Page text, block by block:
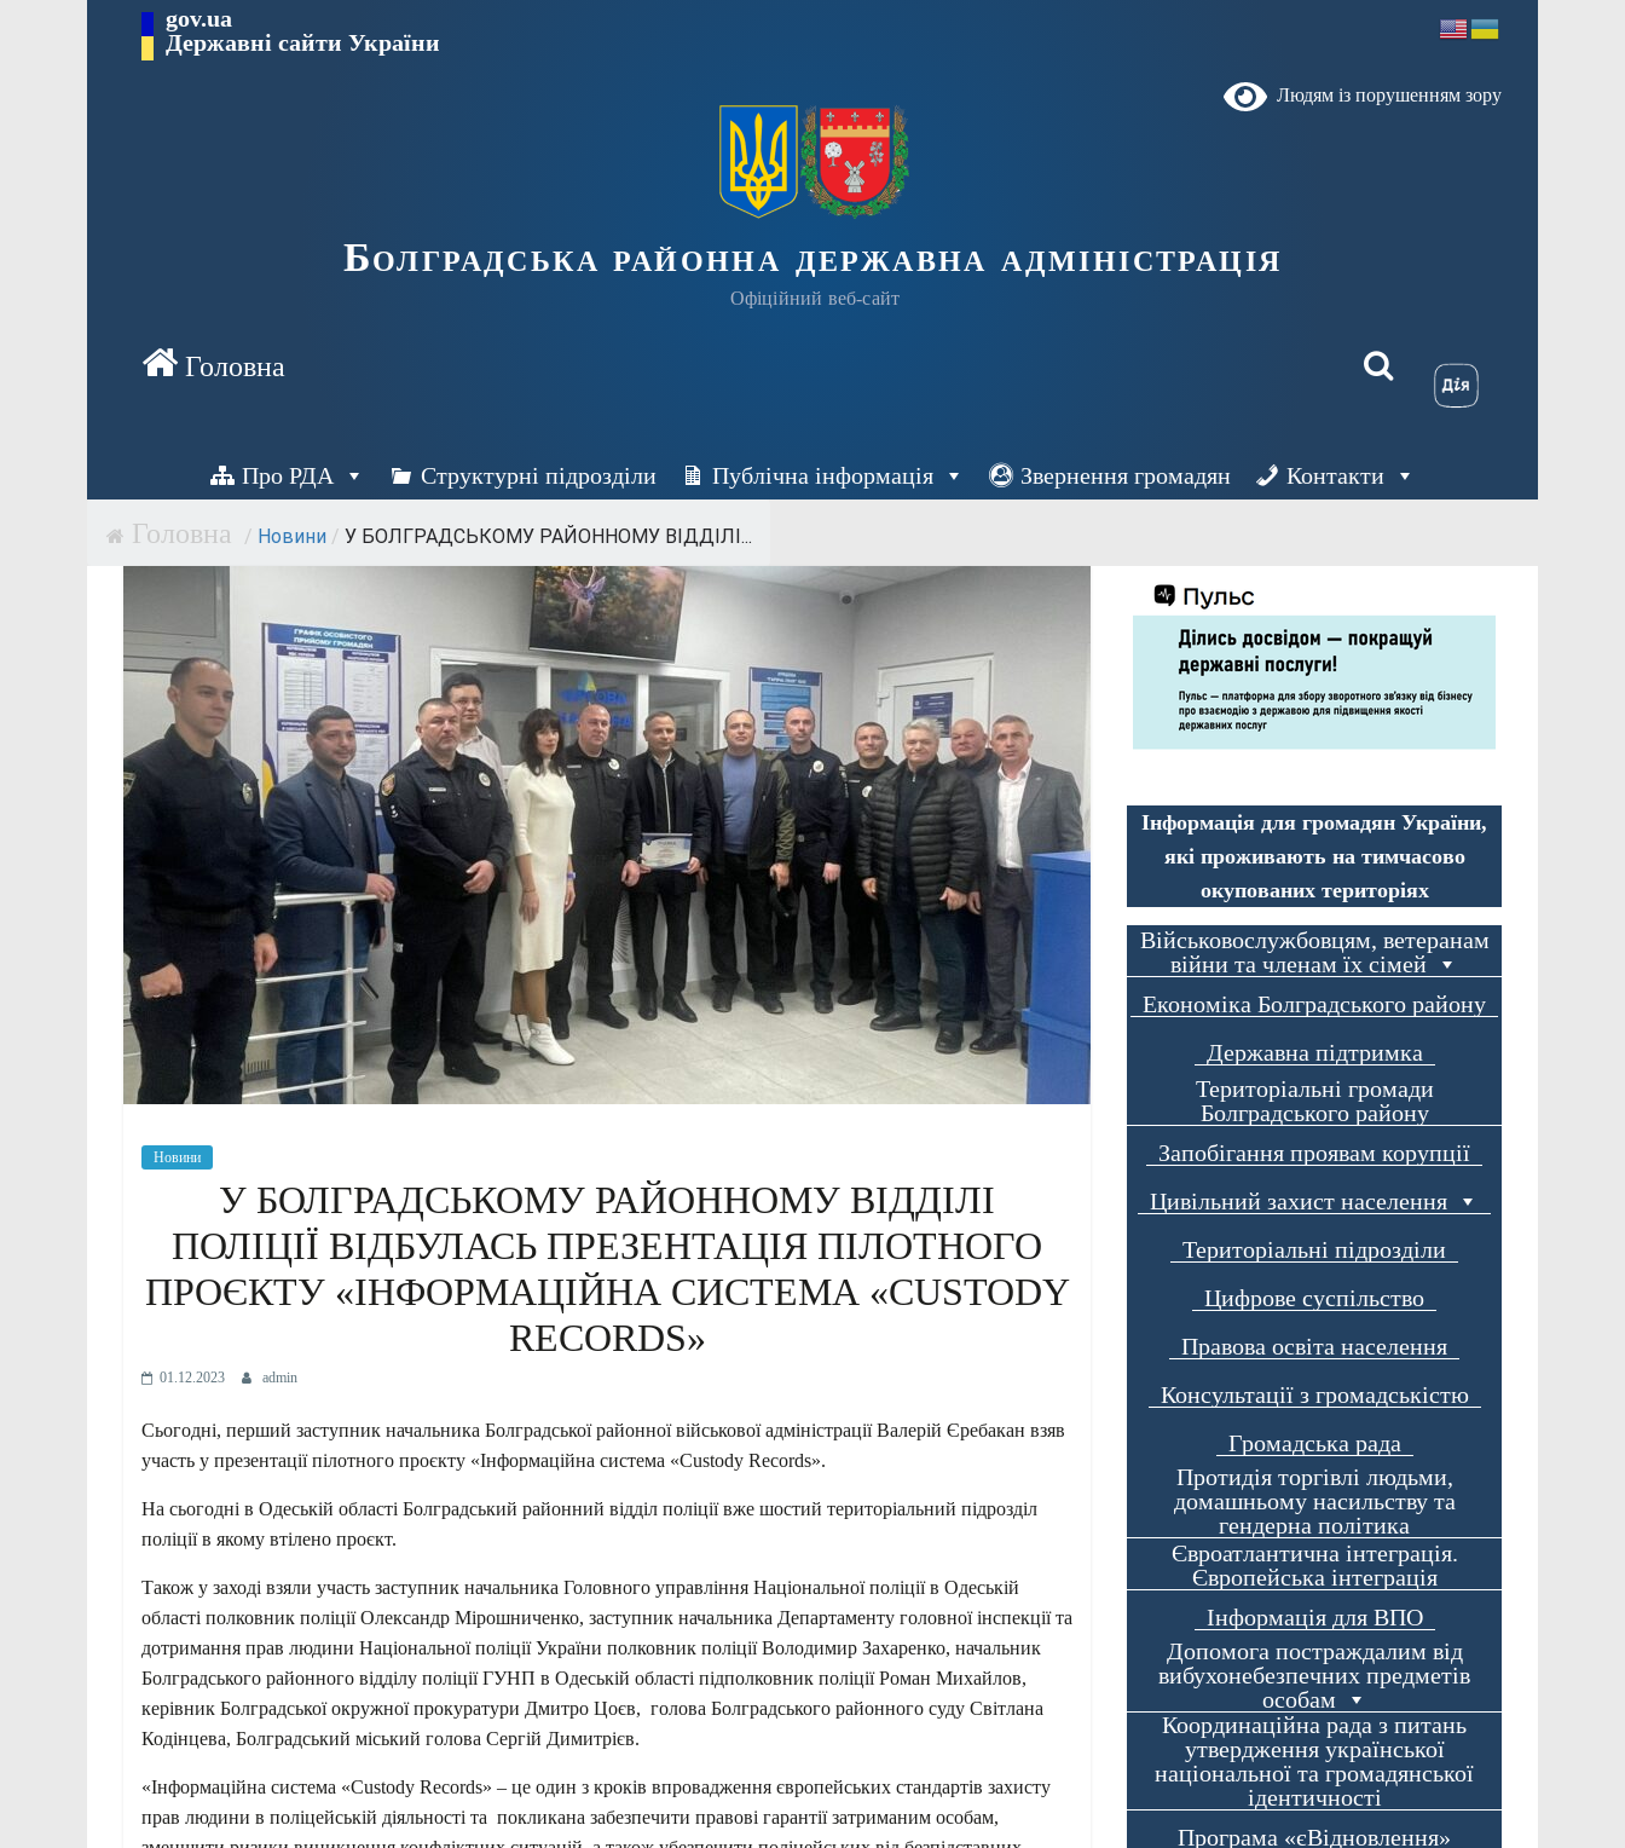
Перейти gov.ua
Державні сайти України
Людям із порушенням зору
Болградська районна державна адміністрація
Офіційний веб-сайт
Про РДА Структурні підрозділи Публічна інформація Звернення громадян Контакти
/ Новини / У БОЛГРАДСЬКОМУ РАЙОННОМУ ВІДДІЛІ...
Новини
У БОЛГРАДСЬКОМУ РАЙОННОМУ ВІДДІЛІ
ПОЛІЦІЇ ВІДБУЛАСЬ ПРЕЗЕНТАЦІЯ ПІЛОТНОГО
ПРОЄКТУ «ІНФОРМАЦІЙНА СИСТЕМА «CUSTODY
RECORDS»
01.12.2023 admin
Сьогодні, перший заступник начальника Болградської районної військової адміністрації Валерій Єребакан взяв
участь у презентації пілотного проєкту «Інформаційна система «Custody Records».
На сьогодні в Одеській області Болградський районний відділ поліції вже шостий територіальний підрозділ
поліції в якому втілено проєкт.
Також у заході взяли участь заступник начальника Головного управління Національної поліції в Одеській
області полковник поліції Олександр Мірошниченко, заступник начальника Департаменту головної інспекції та
дотримання прав людини Національної поліції України полковник поліції Володимир Захаренко, начальник
Болградського районного відділу поліції ГУНП в Одеській області підполковник поліції Роман Михайлов,
керівник Болградської окружної прокуратури Дмитро Цоєв, голова Болградського районного суду Світлана
Кодінцева, Болградський міський голова Сергій Димитрієв.
«Інформаційна система «Custody Records» – це один з кроків впровадження європейських стандартів захисту
прав людини в поліцейській діяльності та покликана забезпечити правові гарантії затриманим особам,
Інформація для громадян України,
які проживають на тимчасово
окупованих територіях
Військовослужбовцям, ветеранам
війни та членам їх сімей
Економіка Болградського району
Державна підтримка
Територіальні громади
Болградського району
Запобігання проявам корупції
Цивільний захист населення
Територіальні підрозділи
Цифрове суспільство
Правова освіта населення
Консультації з громадськістю
Громадська рада
Протидія торгівлі людьми,
домашньому насильству та
гендерна політика
Євроатлантична інтеграція.
Європейська інтеграція
Інформація для ВПО
Допомога постраждалим від
вибухонебезпечних предметів
особам
Координаційна рада з питань
утвердження української
національної та громадянської
ідентичності
Програма «єВідновлення»